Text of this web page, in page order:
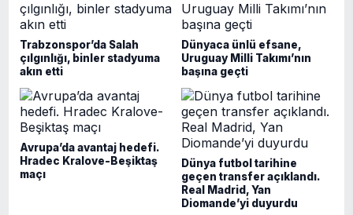
Trabzonspor’da Salah
çılgınlığı, binler stadyuma
akın etti
Dünyaca ünlü efsane,
Uruguay Milli Takımı’nın
başına geçti
Avrupa’da avantaj hedefi.
Hradec Kralove-Beşiktaş
maçı
Dünya futbol tarihine
geçen transfer açıklandı.
Real Madrid, Yan
Diomande’yi duyurdu